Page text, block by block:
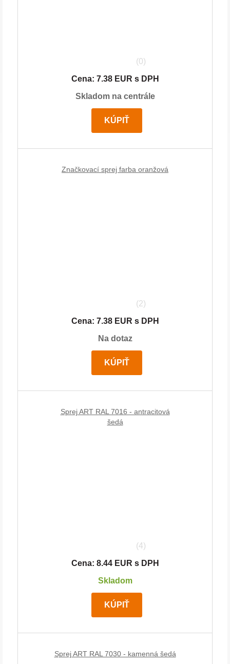
(0)
Cena: 7.38 EUR s DPH
Skladom na centrále
KÚPIŤ
Značkovací sprej farba oranžová
(2)
Cena: 7.38 EUR s DPH
Na dotaz
KÚPIŤ
Sprej ART RAL 7016 - antracitová
šedá
(4)
Cena: 8.44 EUR s DPH
Skladom
KÚPIŤ
Sprej ART RAL 7030 - kamenná šedá